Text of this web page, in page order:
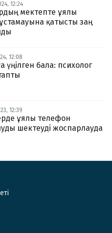
12:24
мектепте ұялы
қатысты заң
12:08
үңілген бала: психолог
12:39
ұялы телефон
шектеуді жоспарлауда